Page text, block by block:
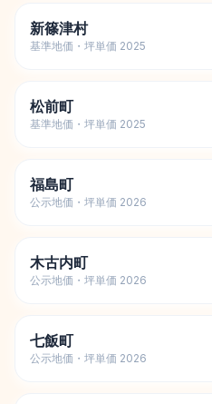
新篠津村
基準地価・坪単価 2025
松前町
基準地価・坪単価 2025
福島町
公示地価・坪単価 2026
木古内町
公示地価・坪単価 2026
七飯町
公示地価・坪単価 2026